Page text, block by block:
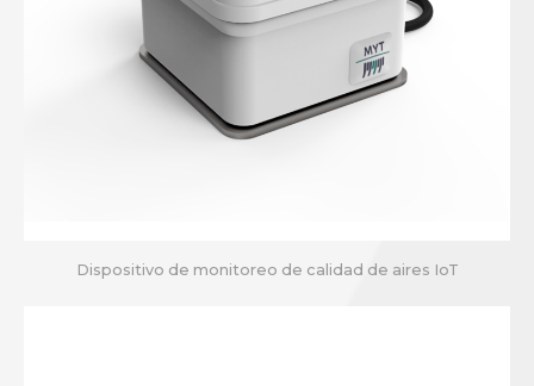
Dispositivo de monitoreo de calidad de aires IoT